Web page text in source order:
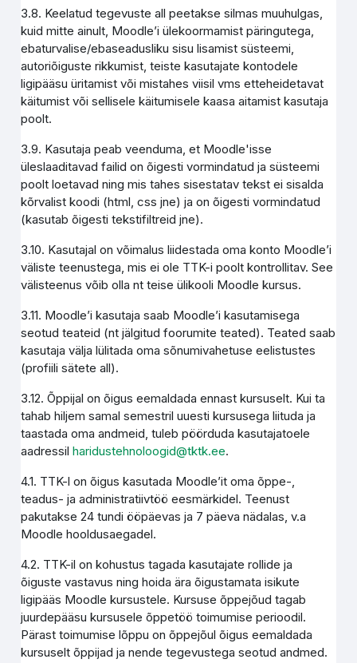
3.8. Keelatud tegevuste all peetakse silmas muuhulgas,
kuid mitte ainult, Moodle’i ülekoormamist päringutega,
ebaturvalise/ebaseadusliku sisu lisamist süsteemi,
autoriõiguste rikkumist, teiste kasutajate kontodele
ligipääsu üritamist või mistahes viisil vms etteheidetavat
käitumist või sellisele käitumisele kaasa aitamist kasutaja
poolt.
3.9. Kasutaja peab veenduma, et Moodle'isse
üleslaaditavad failid on õigesti vormindatud ja süsteemi
poolt loetavad ning mis tahes sisestatav tekst ei sisalda
kõrvalist koodi (html, css jne) ja on õigesti vormindatud
(kasutab õigesti tekstifiltreid jne).
3.10. Kasutajal on võimalus liidestada oma konto Moodle’i
väliste teenustega, mis ei ole TTK-i poolt kontrollitav. See
välisteenus võib olla nt teise ülikooli Moodle kursus.
3.11. Moodle’i kasutaja saab Moodle’i kasutamisega
seotud teateid (nt jälgitud foorumite teated). Teated saab
kasutaja välja lülitada oma sõnumivahetuse eelistustes
(profiili sätete all).
3.12. Õppijal on õigus eemaldada ennast kursuselt. Kui ta
tahab hiljem samal semestril uuesti kursusega liituda ja
taastada oma andmeid, tuleb pöörduda kasutajatoele
aadressilharidustehnoloogid@tktk.ee.
4.1. TTK-l on õigus kasutada Moodle’it oma õppe-,
teadus- ja administratiivtöö eesmärkidel. Teenust
pakutakse 24 tundi ööpäevas ja 7 päeva nädalas, v.a
Moodle hooldusaegadel.
4.2. TTK-il on kohustus tagada kasutajate rollide ja
õiguste vastavus ning hoida ära õigustamata isikute
ligipääs Moodle kursustele. Kursuse õppejõud tagab
juurdepääsu kursusele õppetöö toimumise perioodil.
Pärast toimumise lõppu on õppejõul õigus eemaldada
kursuselt õppijad ja nende tegevustega seotud andmed.